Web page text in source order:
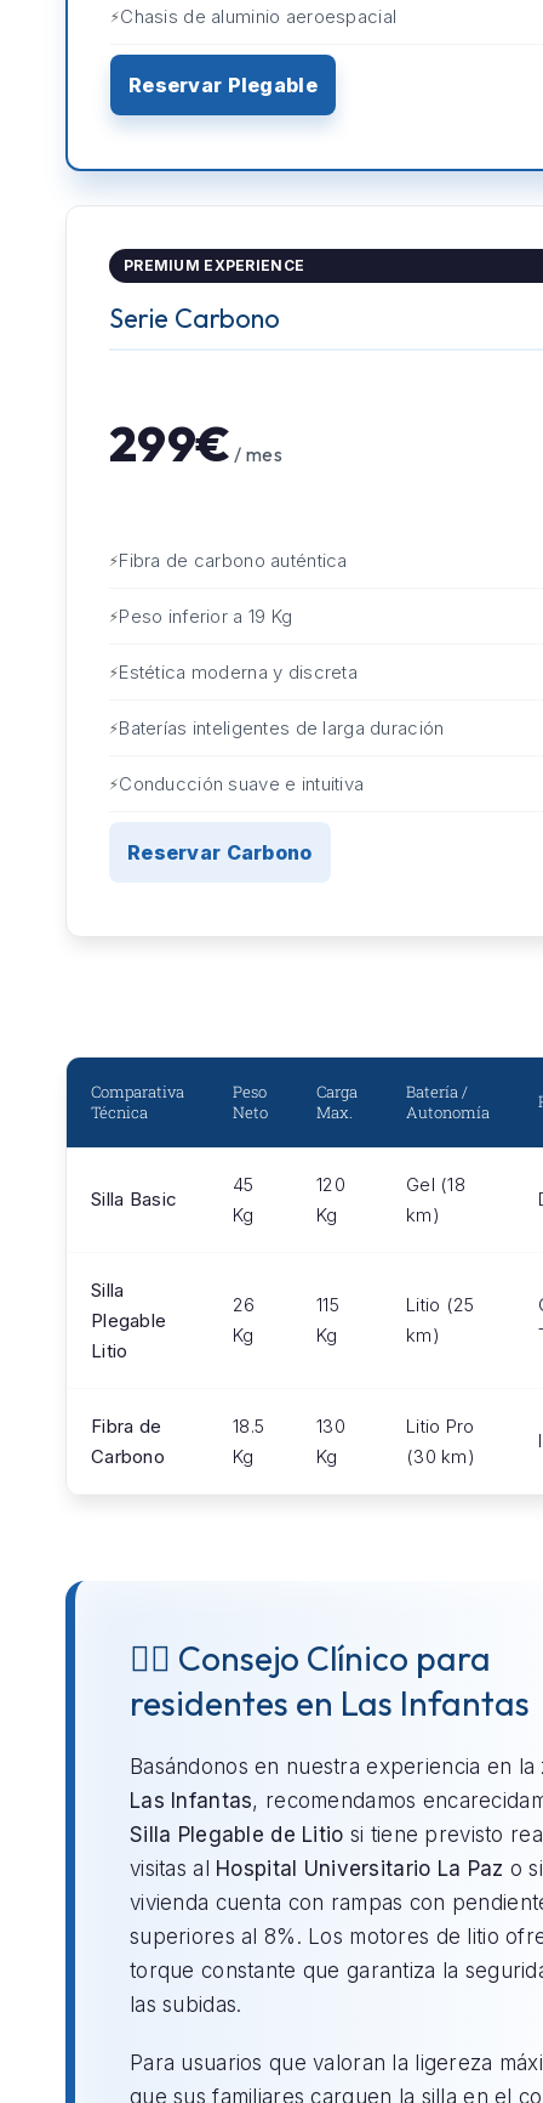
Chasis de aluminio aeroespacial
Reservar Plegable
PREMIUM EXPERIENCE
Serie Carbono
299€ / mes
Fibra de carbono auténtica
Peso inferior a 19 Kg
Estética moderna y discreta
Baterías inteligentes de larga duración
Conducción suave e intuitiva
Reservar Carbono
Comparativa
Técnica
Peso
Neto
Carga
Max.
Batería /
Autonomía
Silla Basic
45
Kg
120
Kg
Gel (18
km)
Silla
Plegable
Litio
26
Kg
115
Kg
Litio (25
km)
Fibra de
Carbono
18.5
Kg
130
Kg
Litio Pro
(30 km)
👨‍⚕️ Consejo Clínico para
residentes en Las Infantas
Basándonos en nuestra experiencia en la
Las Infantas, recomendamos
Silla Plegable de Litio si tiene previsto
visitas al Hospital Universitario La Paz o
vivienda cuenta con rampas con
superiores al 8%. Los motores de litio
torque constante que garantiza la
las subidas.
Para usuarios que valoran la ligereza
que sus familiares carguen la silla en el